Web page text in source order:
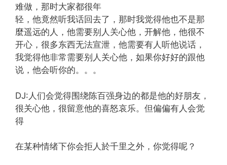
难做，那时大家都很年
轻，他竟然听我话回去了，那时我觉得他也不是那
麼遥远的人，他需要别人关心他，开解他，他很不
开心，很多东西无法宣泄，他需要有人听他说话，
我觉得他非常需要别人关心他，如果你好好的跟他
说，他会听你的。。。
DJ:人们会觉得围绕陈百强身边的都是他的好朋友，
很关心他，很留意他的喜怒哀乐。但偏偏有人会觉
得
在某种情绪下你会拒人於千里之外，你觉得呢？